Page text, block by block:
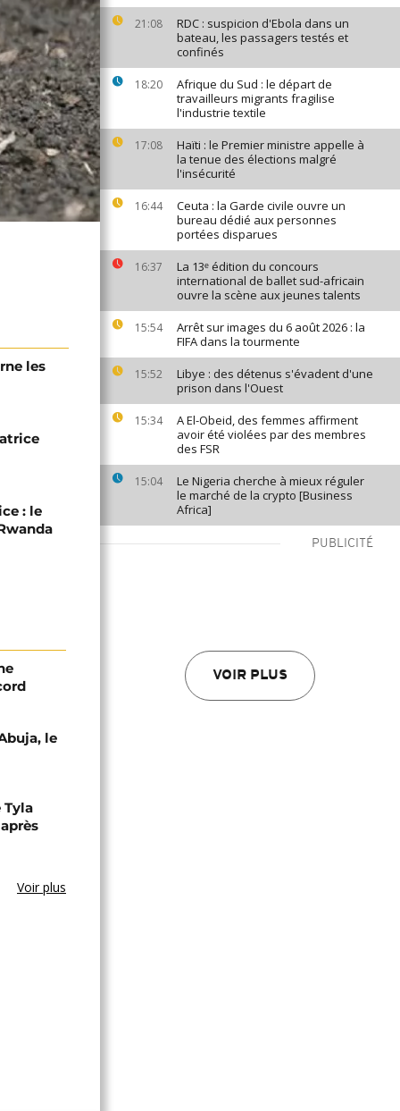
21:08
RDC : suspicion d'Ebola dans un
bateau, les passagers testés et
confinés
18:20
Afrique du Sud : le départ de
travailleurs migrants fragilise
l'industrie textile
17:08
Haïti : le Premier ministre appelle à
la tenue des élections malgré
l'insécurité
16:44
Ceuta : la Garde civile ouvre un
bureau dédié aux personnes
portées disparues
16:37
La 13ᵉ édition du concours
international de ballet sud-africain
ouvre la scène aux jeunes talents
15:54
Arrêt sur images du 6 août 2026 : la
FIFA dans la tourmente
15:52
Libye : des détenus s'évadent d'une
prison dans l'Ouest
15:34
A El-Obeid, des femmes affirment
avoir été violées par des membres
des FSR
15:04
Le Nigeria cherche à mieux réguler
le marché de la crypto [Business
Africa]
PUBLICITÉ
VOIR PLUS
les
: le
le
Tyla
Voir plus